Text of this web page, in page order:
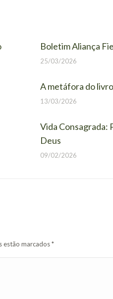
Boletim Aliança
25/03/2026
A metáfora do
13/03/2026
Vida
Deus
09/02/2026
estão marcados*